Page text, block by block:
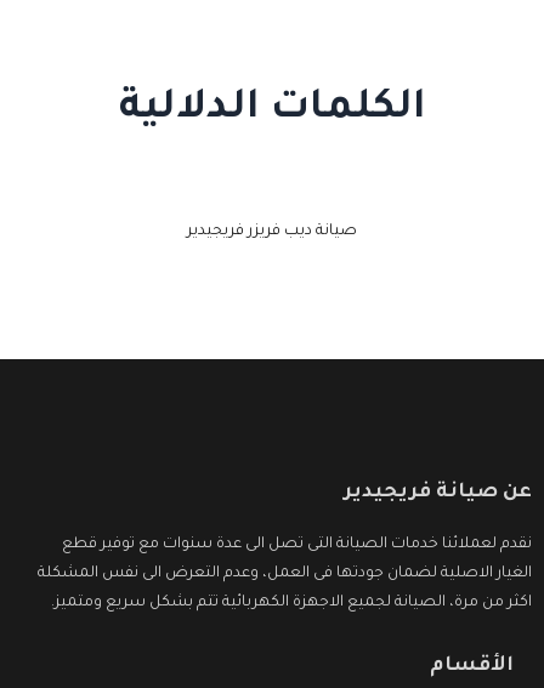
الكلمات الدلالية
صيانة ديب فريزر فريجيدير
عن صيانة فريجيدير
نقدم لعملائنا خدمات الصيانة التى تصل الى عدة سنوات مع توفير قطع
الغيار الاصلية لضمان جودتها فى العمل، وعدم التعرض الى نفس المشكلة
اكثر من مرة، الصيانة لجميع الاجهزة الكهربائية تتم بشكل سريع ومتميز.
الأقسام